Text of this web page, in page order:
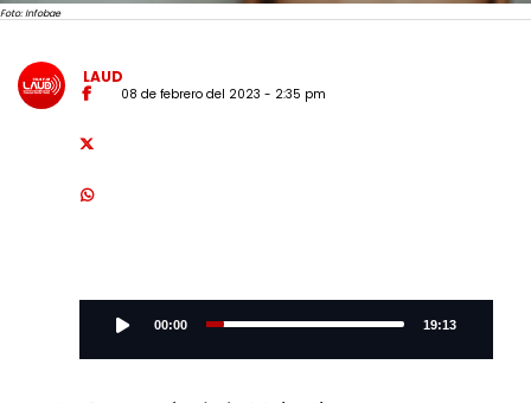
Foto: Infobae
LAUD
08 de febrero del 2023 - 2:35 pm
Audio
Player00:00 19:13